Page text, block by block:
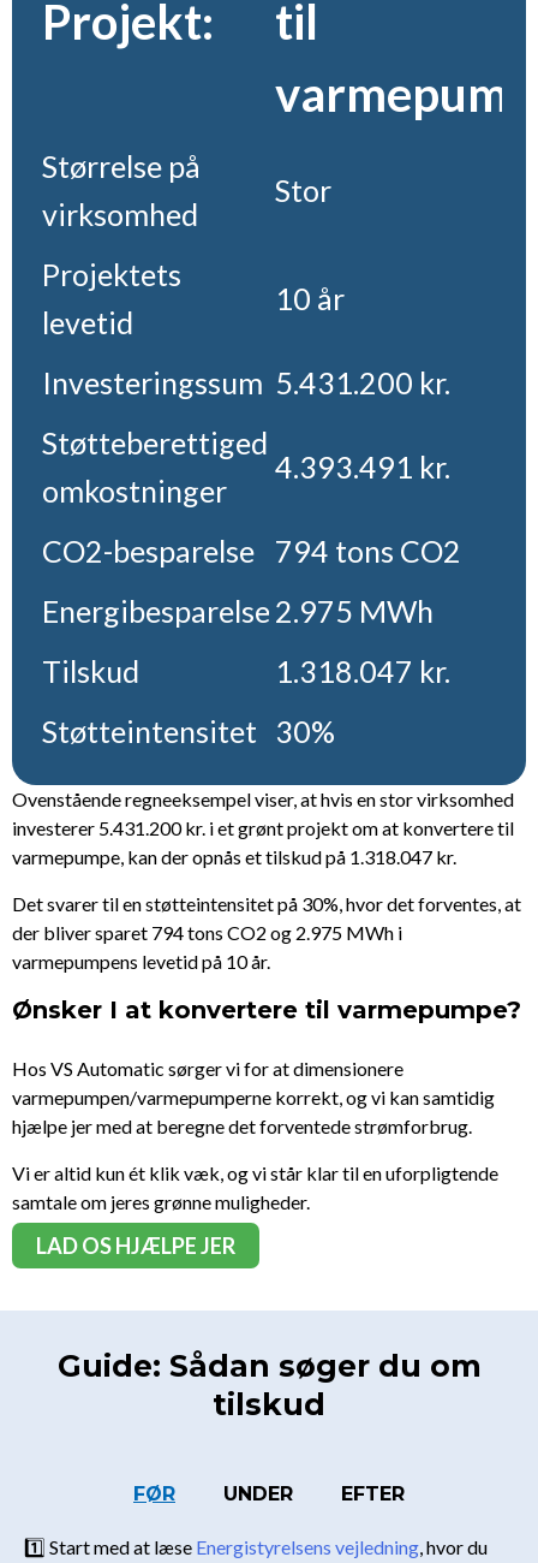
Projekt:
til
Størrelse på
virksomhed
Stor
Projektets
levetid
10 år
Investeringssum 5.431.200 kr.
Støtteberettigede
omkostninger
4.393.491 kr.
CO2-besparelse 794 tons CO2
Energibesparelse 2.975 MWh
Tilskud
1.318.047 kr.
Støtteintensitet 30%
Ovenstående regneeksempel viser, at hvis en stor virksomhed
investerer 5.431.200 kr. i et grønt projekt om at konvertere til
varmepumpe, kan der opnås et tilskud på 1.318.047 kr.
Det svarer til en støtteintensitet på 30%, hvor det forventes, at
der bliver sparet 794 tons CO2 og 2.975 MWh i
varmepumpens levetid på 10 år.
Ønsker I at konvertere til varmepumpe?
Hos VS Automatic sørger vi for at dimensionere
varmepumpen/varmepumperne korrekt, og vi kan samtidig
hjælpe jer med at beregne det forventede strømforbrug.
Vi er altid kun ét klik væk, og vi står klar til en uforpligtende
samtale om jeres grønne muligheder.
LAD OS HJÆLPE JER
Guide: Sådan søger du om
tilskud
FØR UNDER EFTER
1️⃣ Start med at læse Energistyrelsens vejledning, hvor du